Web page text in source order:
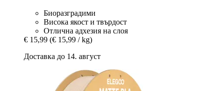
Биоразградими
Висока якост и твърдост
Отлична адхезия на слоя
€ 15,99 (€ 15,99 / kg)
Доставка до 14. август